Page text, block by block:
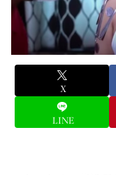
X
LINE